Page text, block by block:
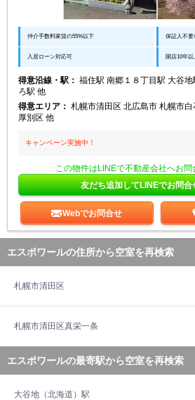
仲介手数料家賃の55%以下 保証人不要
入居ローン対応可 開店10年以
得意沿線・駅： 福住駅 南郷１８丁目駅 大谷
ろ駅 他
得意エリア： 札幌市清田区 北広島市 札幌市
厚別区 他
キャンペーン実施中！
この物件はLINEで不動産会社へお問
友だち追加してLINEでお問合
Webでお問合せ
エスポワールの住所から空室を再検索
札幌市清田区
札幌市清田区真栄一条
エスポワールの最寄駅から空室を再検索
大谷地（北海道）駅